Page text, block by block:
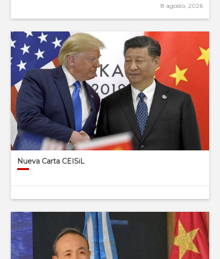
8 agosto, 2026
Nueva Carta CEISiL